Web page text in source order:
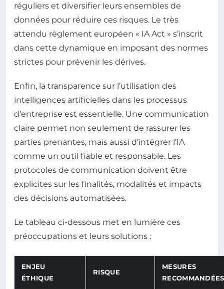
réguliers et diversifier leurs ensembles de
données pour réduire ces risques. Le très
attendu règlement européen « IA Act » s’inscrit
dans cette dynamique en imposant des normes
strictes pour prévenir les dérives.
Enfin, la transparence sur l’utilisation des
intelligences artificielles dans les processus
d’entreprise est essentielle. Une communication
claire permet non seulement de rassurer les
parties prenantes, mais aussi d’intégrer l’IA
comme un outil fiable et responsable. Les
protocoles de communication doivent être
explicites sur les finalités, modalités et impacts
des décisions automatisées.
Le tableau ci-dessous met en lumière ces
préoccupations et leurs solutions :
ENJEU
ÉTHIQUE
RISQUE
MESURES
RECOMMANDÉES